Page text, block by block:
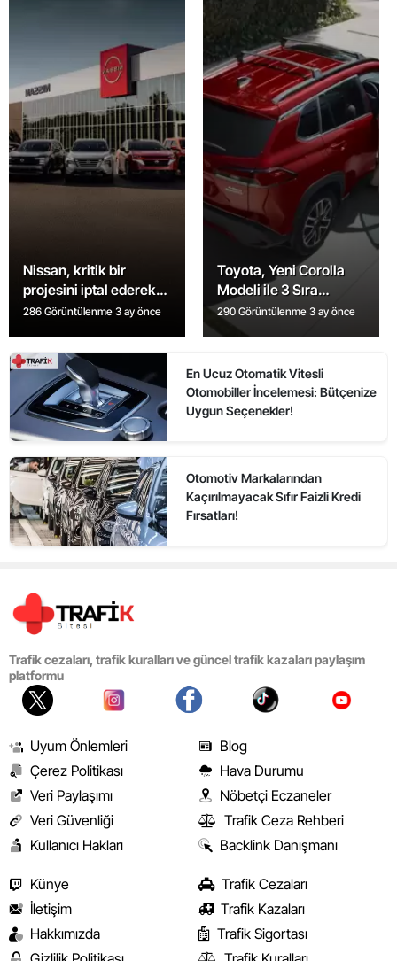
Nissan, kritik bir
projesini iptal ederek
planlarını değiştirdi
286 Görüntülenme 3 ay önce
Toyota, Yeni Corolla
Modeli ile 3 Sıra
Koltuklu Araçları
Piyasaya Sürüyor
290 Görüntülenme 3 ay önce
En Ucuz Otomatik Vitesli
Otomobiller İncelemesi: Bütçenize
Uygun Seçenekler!
Otomotiv Markalarından
Kaçırılmayacak Sıfır Faizli Kredi
Fırsatları!
Trafik cezaları, trafik kuralları ve güncel trafik kazaları paylaşım
platformu
Uyum Önlemleri
Çerez Politikası
Veri Paylaşımı
Veri Güvenliği
Kullanıcı Hakları
Blog
Hava Durumu
Nöbetçi Eczaneler
Trafik Ceza Rehberi
Backlink Danışmanı
Künye
İletişim
Hakkımızda
Trafik Cezaları
Trafik Kazaları
Trafik Sigortası